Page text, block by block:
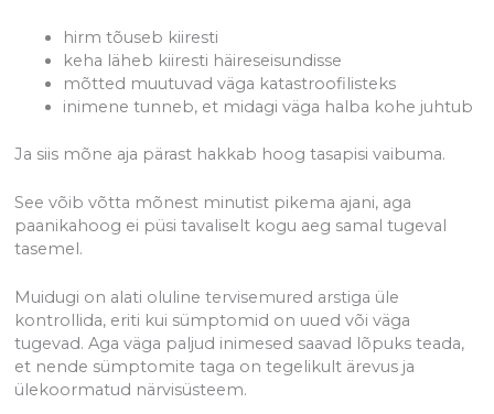
hirm tõuseb kiiresti
keha läheb kiiresti häireseisundisse
mõtted muutuvad väga katastroofilisteks
inimene tunneb, et midagi väga halba kohe juhtub
Ja siis mõne aja pärast hakkab hoog tasapisi vaibuma.
See võib võtta mõnest minutist pikema ajani, aga
paanikahoog ei püsi tavaliselt kogu aeg samal tugeval
tasemel.
Muidugi on alati oluline tervisemured arstiga üle
kontrollida, eriti kui sümptomid on uued või väga
tugevad. Aga väga paljud inimesed saavad lõpuks teada,
et nende sümptomite taga on tegelikult ärevus ja
ülekoormatud närvisüsteem.